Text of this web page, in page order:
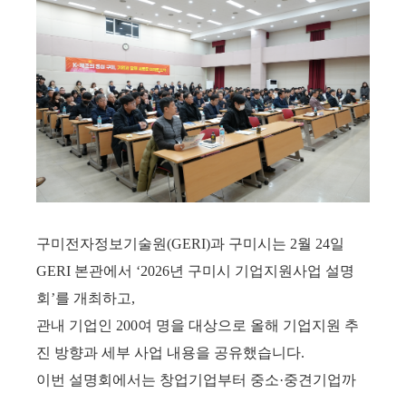
구미전자정보기술원(GERI)과 구미시는 2월 24일
GERI 본관에서 ‘2026년 구미시 기업지원사업 설명
회’를 개최하고,
관내 기업인 200여 명을 대상으로 올해 기업지원 추
진 방향과 세부 사업 내용을 공유했습니다.
이번 설명회에서는 창업기업부터 중소·중견기업까